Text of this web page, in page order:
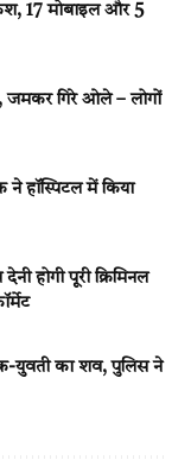
17 मोबाइल और 5
जमकर गिरे ओले – लोगों
हॉस्पिटल में किया
होगी पूरी क्रिमिनल
युवती का शव, पुलिस ने